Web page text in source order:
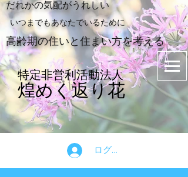
​だれかの気配がうれしい
​いつまでもあなたでいるために
​高齢期の住いと住まい方を考える
特定非営利活動法人
煌めく返り花
ログイン